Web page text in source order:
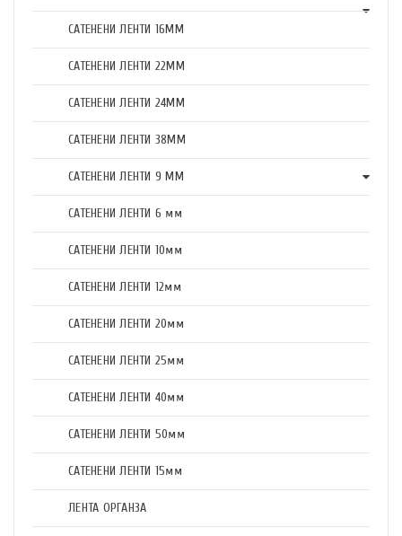
САТЕНЕНИ ЛЕНТИ 16ММ
САТЕНЕНИ ЛЕНТИ 22ММ
САТЕНЕНИ ЛЕНТИ 24ММ
САТЕНЕНИ ЛЕНТИ 38ММ
САТЕНЕНИ ЛЕНТИ 9 ММ
САТЕНЕНИ ЛЕНТИ 6 мм
САТЕНЕНИ ЛЕНТИ 10мм
САТЕНЕНИ ЛЕНТИ 12мм
САТЕНЕНИ ЛЕНТИ 20мм
САТЕНЕНИ ЛЕНТИ 25мм
САТЕНЕНИ ЛЕНТИ 40мм
САТЕНЕНИ ЛЕНТИ 50мм
САТЕНЕНИ ЛЕНТИ 15мм
ЛЕНТА ОРГАНЗА